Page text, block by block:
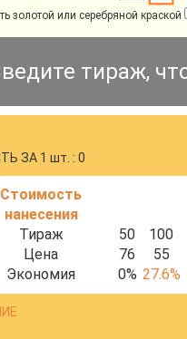
золотой или серебряной краской
тираж,
ЗА 1 шт. : 0
Стоимость
нанесения
Тираж
50 100
Цена
76 55
Экономия
0% 27.6%